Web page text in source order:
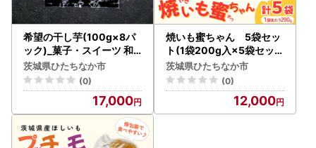
希望の干し芋(100g×8パ
ック)_菓子・スイーツ 和
菓子 _【配送不可地域：離
島】【1310688】
茨城県ひたちなか市
(0)
17,000
焼いも蜜ちゃん 5袋セッ
ト(1袋200g入×5袋セット
) 冷凍焼き芋 茨城県産
_惣菜・加工品 _【配送
不可地域：離島】【14016
茨城県ひたちなか市
(0)
12,000